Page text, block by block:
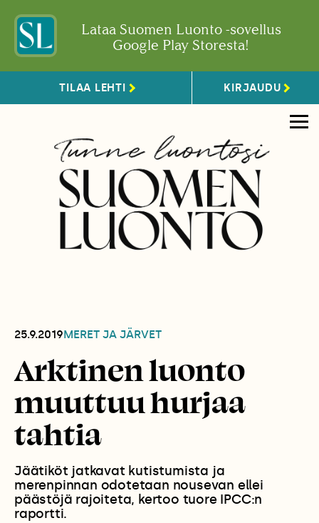
Lataa Suomen Luonto -sovellus
Google Play Storesta!
TILAA LEHTI KIRJAUDU
25.9.2019MERET JA JÄRVET
Arktinen luonto
muuttuu hurjaa
tahtia
Jäätiköt jatkavat kutistumista ja
merenpinnan odotetaan nousevan ellei
päästöjä rajoiteta, kertoo tuore IPCC:n
raportti.